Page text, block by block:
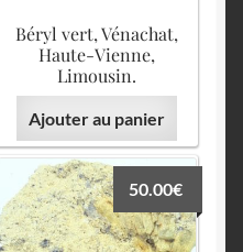
Béryl vert, Vénachat,
Haute-Vienne,
Limousin.
Ajouter au panier
50.00€